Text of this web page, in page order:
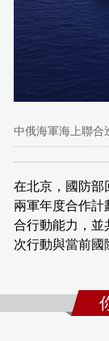
中俄海軍海上聯合
在北京，國防部
兩軍年度合作計
合行動能力，並
次行動與當前國